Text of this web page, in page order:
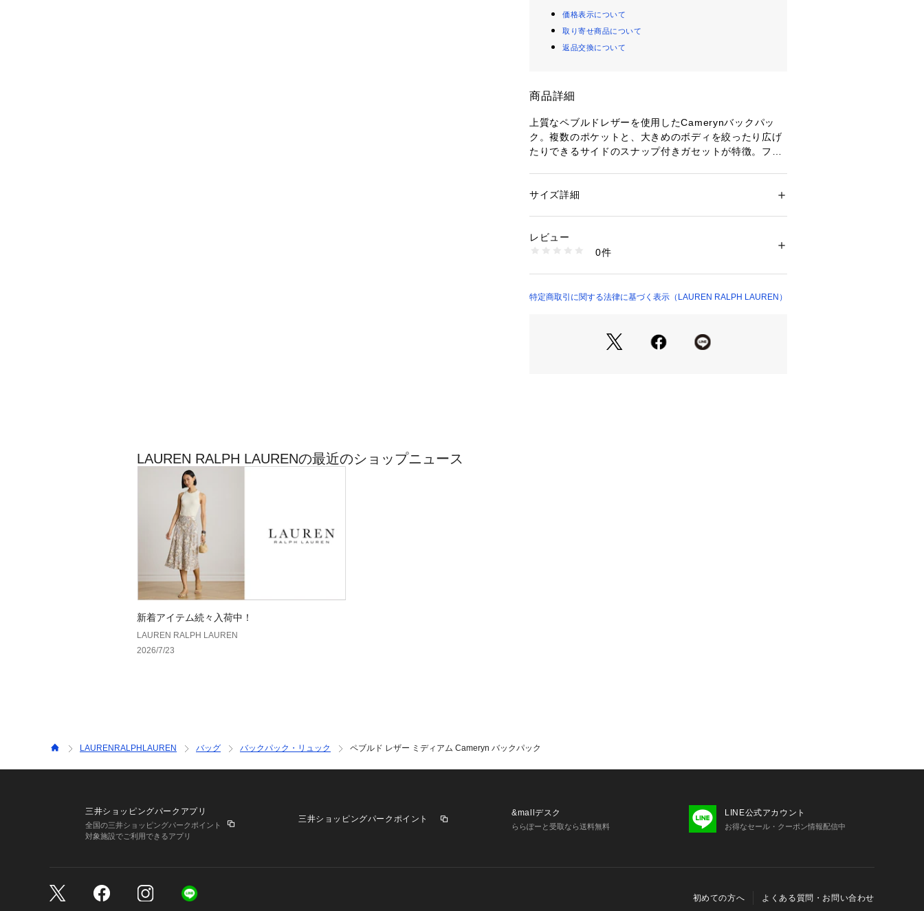
価格表示について
取り寄せ商品について
返品交換について
商品詳細
上質なペブルドレザーを使用したCamerynバックパッ
ク。複数のポケットと、大きめのボディを絞ったり広げ
たりできるサイドのスナップ付きガセットが特徴。フラ
・トップハンドル / 調節可能なショルダーストラップ2
クロゴ / 背面にLauren Ralph Laurenのロゴのデボス加
工 / 内側にLauren Ralph Lauren est. 1967の刻印入り
・外側にカーゴポケット / 内側にジップポケットとスリ
器に適したサイズ
※商品の色味は、光のあたり具合など諸条件により色感
性別：レディース
洗濯：-
※詳しい洗濯方法については、商品の品質表示タグをご覧くださ
商品番号：2900200001819 （モール）
サイズ詳細
レビュー
0件
特定商取引に関する法律に基づく表示（LAUREN RALPH LAUREN）
LAUREN RALPH LAURENの最近のショップニュース
新着アイテム続々入荷中！
LAUREN RALPH LAUREN
2026/7/23
LAURENRALPHLAUREN バッグ バックパック・リュック ペブルド レザー ミディアム Cameryn バックパック
三井ショッピングパークアプリ
全国の三井ショッピングパークポイント
対象施設でご利用できるアプリ
三井ショッピングパークポイント
&mallデスク
ららぽーと受取なら送料無料
LINE公式アカウント
お得なセール・クーポン情報配信中
初めての方へ よくある質問・お問い合わせ